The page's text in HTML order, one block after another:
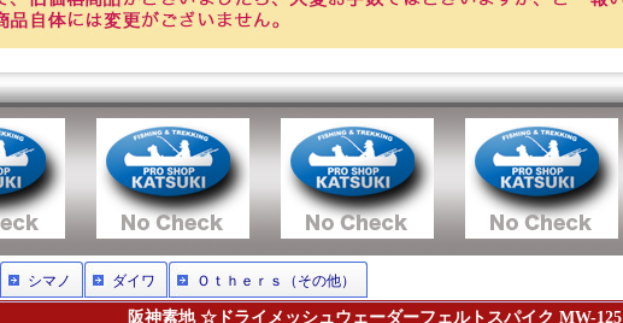
シマノ ダイワ Ｏｔｈｅｒｓ（その他）
阪神素地 ☆ドライメッシュウェーダーフェルトスパイク MW-125